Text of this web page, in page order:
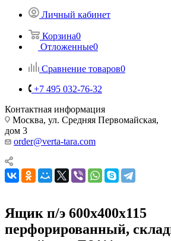
Личный кабинет
Корзина0
Отложенные0
Сравнение товаров0
+7 495 032-76-32
Контактная информация
Москва, ул. Средняя Первомайская,
дом 3
order@verta-tara.com
Ящик п/э 600х400х115
перфорированный,